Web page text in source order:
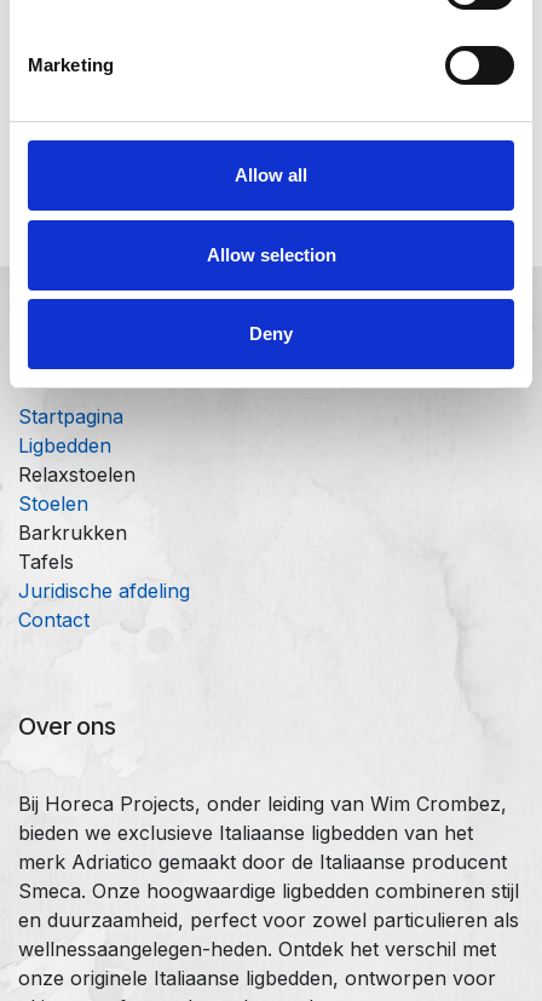
Marketing
Allow all
Allow selection
Deny
Gratis levering binnen België
Leveringsmoment in overleg.
Handige links
Startpagina
Ligbedden
Relaxstoelen
Stoelen
Barkrukken
Tafels
Juridische afdeling
Contact
Over ons
Bij Horeca Projects, onder leiding van Wim Crombez,
bieden we exclusieve Italiaanse ligbedden van het
merk Adriatico gemaakt door de Italiaanse producent
Smeca. Onze hoogwaardige ligbedden combineren stijl
en duurzaamheid, perfect voor zowel particulieren als
wellnessaangelegen-heden. Ontdek het verschil met
onze originele Italiaanse ligbedden, ontworpen voor